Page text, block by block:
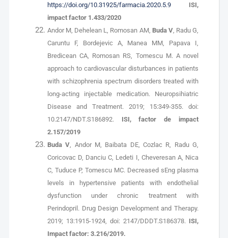
https://doi.org/10.31925/farmacia.2020.5.9
ISI,
impact factor 1.433/2020
Andor M, Dehelean L, Romosan AM, Buda V, Radu G,
Caruntu F, Bordejevic A, Manea MM, Papava I,
Bredicean CA, Romosan RS, Tomescu M. A novel
approach to cardiovascular disturbances in patients
with schizophrenia spectrum disorders treated with
long-acting injectable medication. Neuropsihiatric
Disease and Treatment. 2019; 15:349-355. doi:
10.2147/NDT.S186892. ISI, factor de impact
2.157/2019
Buda V, Andor M, Baibata DE, Cozlac R, Radu G,
Coricovac D, Danciu C, Ledeti I, Cheveresan A, Nica
C, Tuduce P, Tomescu MC. Decreased sEng plasma
levels in hypertensive patients with endothelial
dysfunction under chronic treatment with
Perindopril. Drug Design Development and Therapy.
2019; 13:1915-1924, doi: 2147/DDDT.S186378. ISI,
Impact factor: 3.216/2019.